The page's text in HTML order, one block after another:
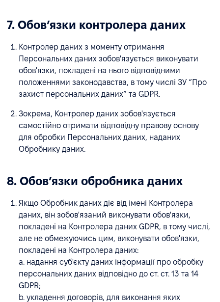
7. Обовʼязки контролера даних
Контролер даних з моменту отримання
Персональних даних зобов'язується виконувати
обов'язки, покладені на нього відповідними
положеннями законодавства, в тому числі ЗУ “Про
захист персональних даних” та GDPR.
Зокрема, Контролер даних зобов'язується
самостійно отримати відповідну правову основу
для обробки Персональних даних, наданих
Обробнику даних.
8. Обовʼязки обробника даних
Якщо Обробник даних діє від імені Контролера
даних, він зобов'язаний виконувати обов'язки,
покладені на Контролера даних GDPR, в тому числі,
але не обмежуючись цим, виконувати обов'язки,
покладені на Контролера даних:
a. надання суб'єкту даних інформації про обробку
персональних даних відповідно до ст. ст. 13 та 14
GDPR;
b. укладення договорів, для виконання яких